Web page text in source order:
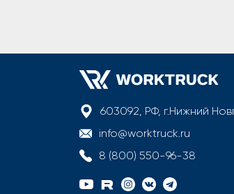
603092, РФ, г.Нижний
info@worktruck.ru
8 (800) 550-96-38